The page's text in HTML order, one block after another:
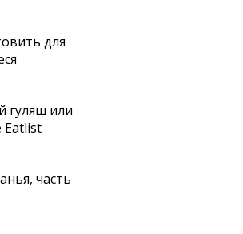
для
гуляш или
Eatlist
часть